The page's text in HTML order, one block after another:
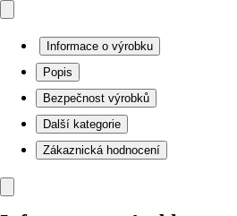
Informace o výrobku
Popis
Bezpečnost výrobků
Další kategorie
Zákaznická hodnocení